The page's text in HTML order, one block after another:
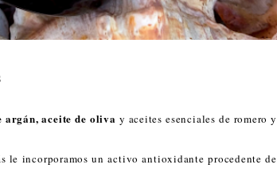
argán, aceite de oliva y aceites esenciales de romero y
le incorporamos un activo antioxidante procedente de